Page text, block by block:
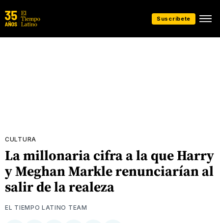
Suscríbete
CULTURA
La millonaria cifra a la que Harry
y Meghan Markle renunciarían al
salir de la realeza
EL TIEMPO LATINO TEAM